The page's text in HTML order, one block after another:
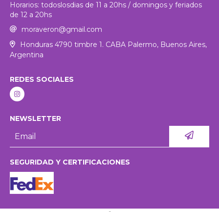
Horarios: todoslosdias de 11 a 20hs / domingos y feriados
de 12 a 20hs
moraveron@gmail.com
Honduras 4790 timbre 1. CABA Palermo, Buenos Aires,
Argentina
REDES SOCIALES
NEWSLETTER
SEGURIDAD Y CERTIFICACIONES